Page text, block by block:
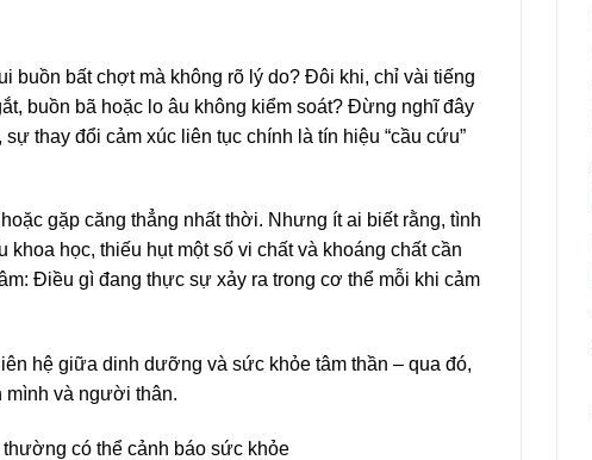
buồn bất chợt mà không rõ lý do? Đôi khi, chỉ vài tiếng
buồn bã hoặc lo âu không kiểm soát? Đừng nghĩ đây
thay đổi cảm xúc liên tục chính là tín hiệu “cầu cứu”
gặp căng thẳng nhất thời. Nhưng ít ai biết rằng, tình
học, thiếu hụt một số vi chất và khoáng chất cần
Điều gì đang thực sự xảy ra trong cơ thể mỗi khi cảm
hệ giữa dinh dưỡng và sức khỏe tâm thần – qua đó,
mình và người thân.